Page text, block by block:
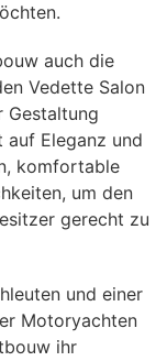
auch die
Vedette Salon
Gestaltung
Eleganz und
komfortable
um den
gerecht zu
und einer
Motoryachten
ihr